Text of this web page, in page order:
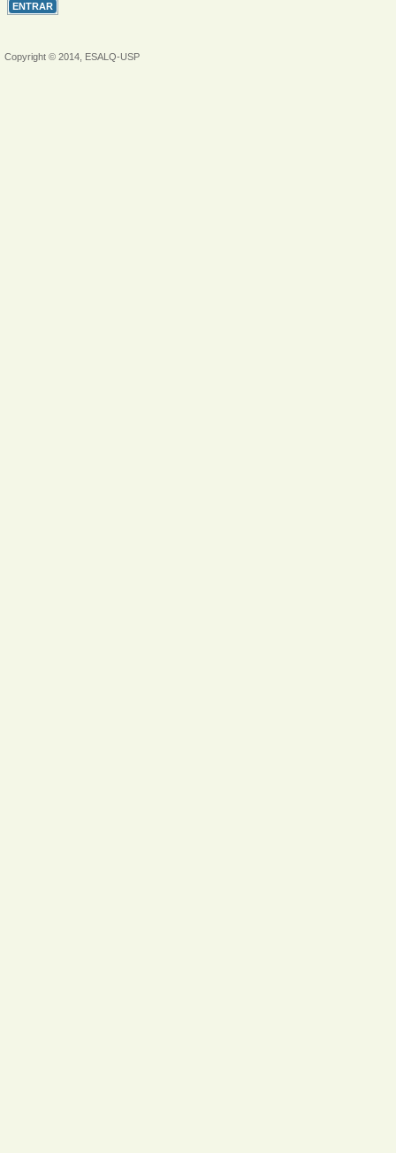
Copyright © 2014, ESALQ-USP